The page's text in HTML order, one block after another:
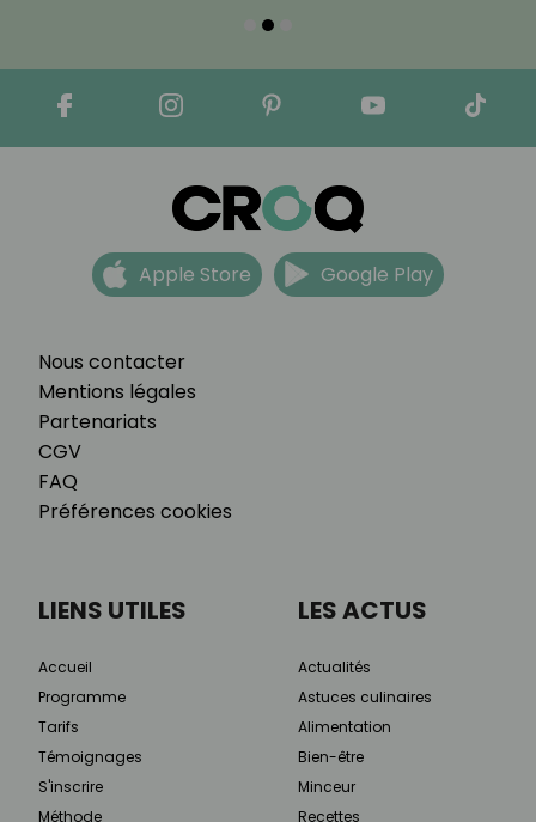
Nous contacter
Mentions légales
Partenariats
CGV
FAQ
Préférences cookies
Apple Store Google Play
LIENS UTILES
Accueil
Programme
Tarifs
Témoignages
S'inscrire
Méthode
LES ACTUS
Actualités
Astuces culinaires
Alimentation
Bien-être
Minceur
Recettes